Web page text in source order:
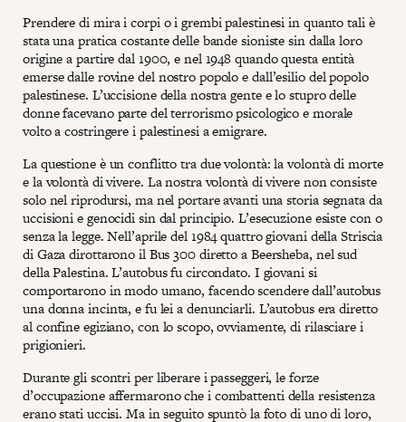
Prendere di mira i corpi o i grembi palestinesi in quanto tali è
stata una pratica costante delle bande sioniste sin dalla loro
origine a partire dal 1900, e nel 1948 quando questa entità
emerse dalle rovine del nostro popolo e dall’esilio del popolo
palestinese. L’uccisione della nostra gente e lo stupro delle
donne facevano parte del terrorismo psicologico e morale
volto a costringere i palestinesi a emigrare.
La questione è un conflitto tra due volontà: la volontà di morte
e la volontà di vivere. La nostra volontà di vivere non consiste
solo nel riprodursi, ma nel portare avanti una storia segnata da
uccisioni e genocidi sin dal principio. L’esecuzione esiste con o
senza la legge. Nell’aprile del 1984 quattro giovani della Striscia
di Gaza dirottarono il Bus 300 diretto a Beersheba, nel sud
della Palestina. L’autobus fu circondato. I giovani si
comportarono in modo umano, facendo scendere dall’autobus
una donna incinta, e fu lei a denunciarli. L’autobus era diretto
al confine egiziano, con lo scopo, ovviamente, di rilasciare i
prigionieri.
Durante gli scontri per liberare i passeggeri, le forze
d’occupazione affermarono che i combattenti della resistenza
erano stati uccisi. Ma in seguito spuntò la foto di uno di loro,